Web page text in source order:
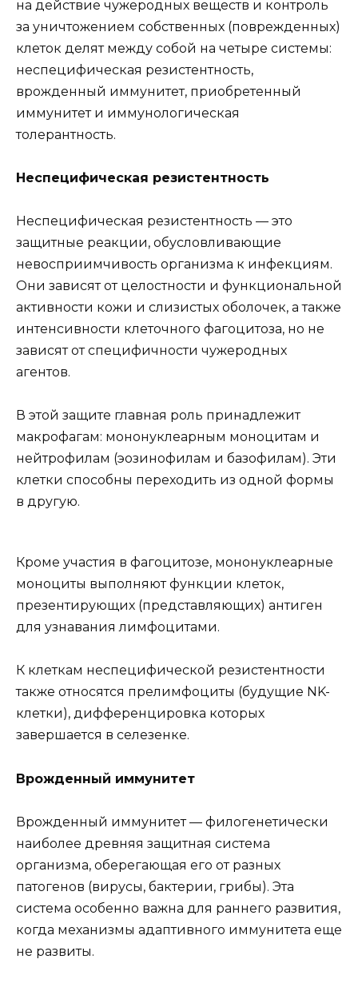
на действие чужеродных веществ и контроль
за уничтожением собственных (поврежденных)
клеток делят между собой на четыре системы:
неспецифическая резистентность,
врожденный иммунитет, приобретенный
иммунитет и иммунологическая
толерантность.
Неспецифическая резистентность
Неспецифическая резистентность — это
защитные реакции, обусловливающие
невосприимчивость организма к инфекциям.
Они зависят от целостности и функциональной
активности кожи и слизистых оболочек, а также
интенсивности клеточного фагоцитоза, но не
зависят от специфичности чужеродных
агентов.
В этой защите главная роль принадлежит
макрофагам: мононуклеарным моноцитам и
нейтрофилам (эозинофилам и базофилам). Эти
клетки способны переходить из одной формы
в другую.
Кроме участия в фагоцитозе, мононуклеарные
моноциты выполняют функции клеток,
презентирующих (представляющих) антиген
для узнавания лимфоцитами.
К клеткам неспецифической резистентности
также относятся прелимфоциты (будущие NK-
клетки), дифференцировка которых
завершается в селезенке.
Врожденный иммунитет
Врожденный иммунитет — филогенетически
наиболее древняя защитная система
организма, оберегающая его от разных
патогенов (вирусы, бактерии, грибы). Эта
система особенно важна для раннего развития,
когда механизмы адаптивного иммунитета еще
не развиты.